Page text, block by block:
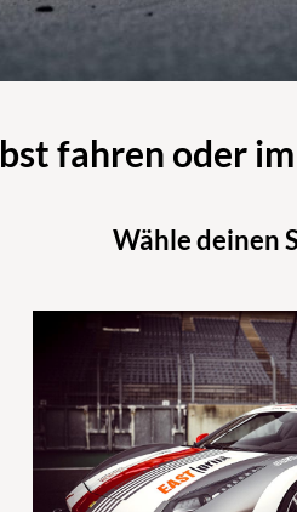
fahren oder
Wähle deinen